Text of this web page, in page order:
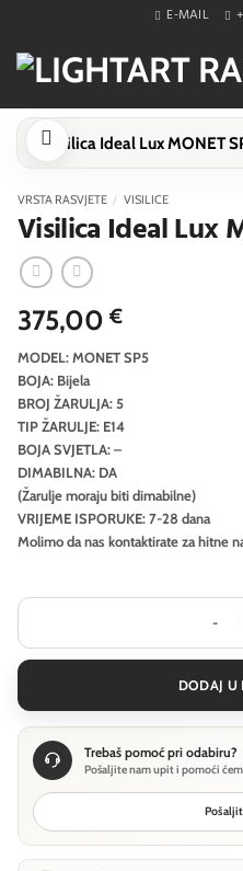
content
E-MAIL
VRSTA RASVJETE / VISILICE
Visilica Ideal Lux
375,00€
MODEL: MONET SP5
BOJA: Bijela
BROJ ŽARULJA: 5
TIP ŽARULJE: E14
BOJA SVJETLA: –
DIMABILNA: DA
(Žarulje moraju biti dimabilne)
VRIJEME ISPORUKE: 7-28 dana
Molimo da nas kontaktirate za hitne
DODAJ U
Trebaš pomoć pri odabiru?
Pošaljite nam upit i pomoći